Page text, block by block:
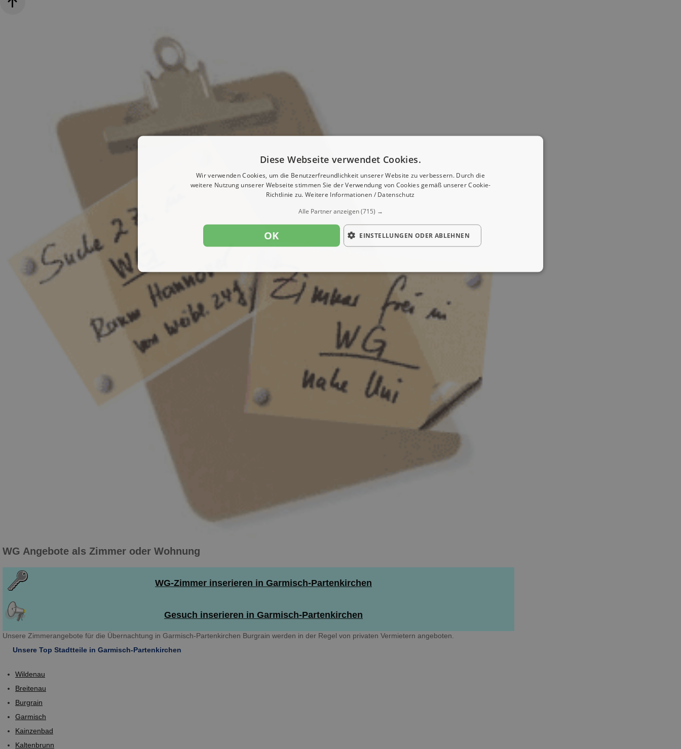
WG Angebote als Zimmer oder Wohnung
WG-Zimmer inserieren in Garmisch-Partenkirchen
Gesuch inserieren in Garmisch-Partenkirchen
Unsere Zimmerangebote für die Übernachtung in Garmisch-Partenkirchen Burgrain werden in der Regel von privaten Vermietern angeboten.
Unsere Top Stadtteile in Garmisch-Partenkirchen
Wildenau
Breitenau
Burgrain
Garmisch
Kainzenbad
Kaltenbrunn
Diese Webseite verwendet Cookies.
Wir verwenden Cookies, um die Benutzerfreundlichkeit unserer Website zu verbessern. Durch die
weitere Nutzung unserer Webseite stimmen Sie der Verwendung von Cookies gemäß unserer Cookie-
Richtlinie zu. Weitere Informationen / Datenschutz
Alle Partner anzeigen(715) →
OK EINSTELLUNGEN ODER ABLEHNEN